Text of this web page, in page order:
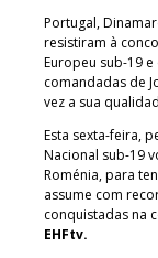
Portugal,
resistiram à
Europeu sub-19
comandadas de
vez a sua
Esta sexta-feira,
Nacional sub-19
Roménia, para
assume com
conquistadas na
EHFtv.